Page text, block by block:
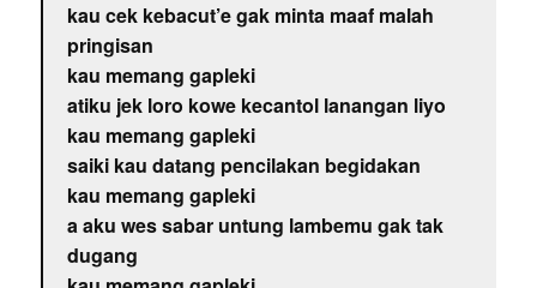
kau cek kebacut’e gak minta maaf malah
pringisan
kau memang gapleki
atiku jek loro kowe kecantol lanangan liyo
kau memang gapleki
saiki kau datang pencilakan begidakan
kau memang gapleki
a aku wes sabar untung lambemu gak tak
dugang